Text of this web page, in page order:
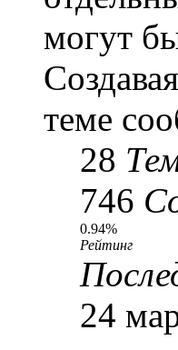
могут
теме
28
746
0.94%
Рейтинг
24